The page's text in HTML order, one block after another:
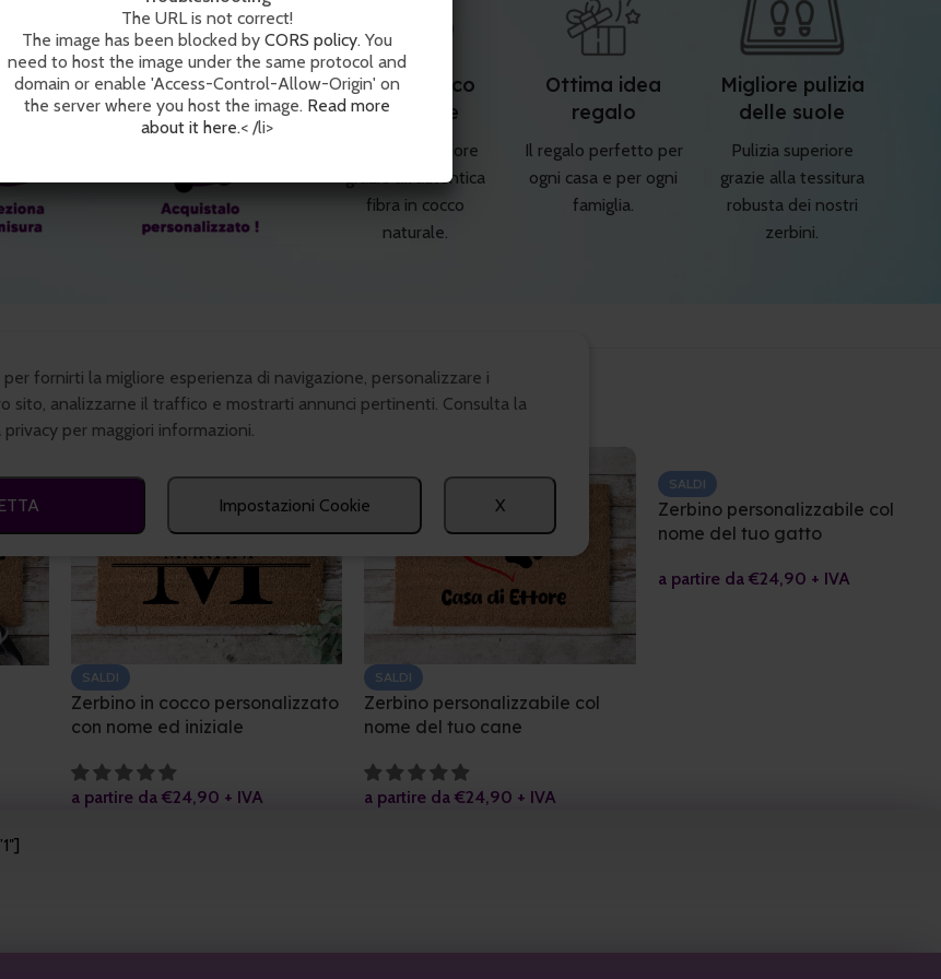
100% Cocco
Naturale
Qualità superiore
grazie all'autentica
fibra in cocco
naturale.
Ottima idea
regalo
Il regalo perfetto per
ogni casa e per ogni
famiglia.
Migliore pulizia
delle suole
Pulizia superiore
grazie alla tessitura
robusta dei nostri
zerbini.
Prodotti correlati
SALDI
Zerbino in cocco personalizzato
con nome ed iniziale
a partire da €24,90 + IVA
SALDI
Zerbino personalizzabile col
nome del tuo cane
a partire da€24,90 + IVA
SALDI
Zerbino personalizzabile col
nome del tuo gatto
a partire da€24,90 + IVA
fornirti la migliore esperienza di navigazione, personalizzare i
sito, analizzarne il traffico e mostrarti annunci pertinenti. Consulta la
per maggiori informazioni.
Impostazioni Cookie X
The URL is not correct!
The image has been blocked by CORS policy. You
need to host the image under the same protocol and
domain or enable 'Access-Control-Allow-Origin' on
the server where you host the image. Read more
about it here.< /li>
The URL is not correct!
The image has been blocked by CORS policy. You
need to host the image under the same protocol and
domain or enable 'Access-Control-Allow-Origin' on
the server where you host the image. Read more
about it here.< /li>